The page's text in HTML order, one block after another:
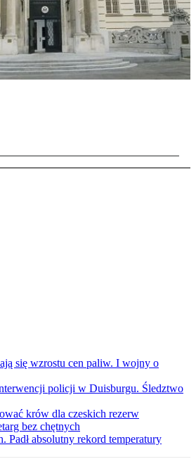
się wzrostu cen paliw. I wojny o
policji w Duisburgu. Śledztwo
krów dla czeskich rezerw
bez chętnych
Padł absolutny rekord temperatury